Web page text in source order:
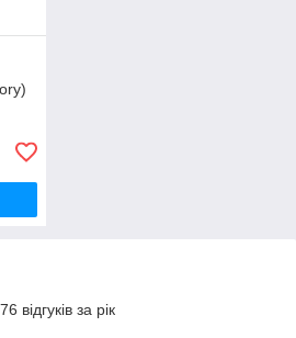
відгуків за рік